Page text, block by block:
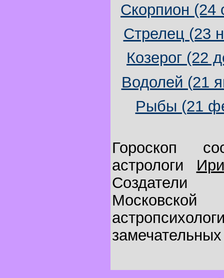
Скорпион (24
Стрелец (23
Козерог (22
Водолей (21
Рыбы (21
Гороскоп
астрологи
Создатели